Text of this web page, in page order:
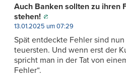
Auch Banken sollten zu ihren
stehen!
13.01.2025 um 07:29
Spät entdeckte Fehler sind
teuersten. Und wenn erst der
spricht man in der Tat von
Fehler“.